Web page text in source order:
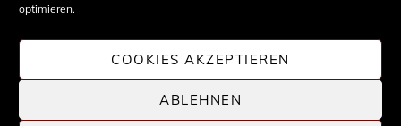
optimieren.
COOKIES AKZEPTIEREN
ABLEHNEN
Weiterverwendung nur mit Zustimmung von
STONE PROG.